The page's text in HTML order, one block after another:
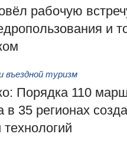
рабочую
и
въездной туризм
Порядка 110
в 35 регионах